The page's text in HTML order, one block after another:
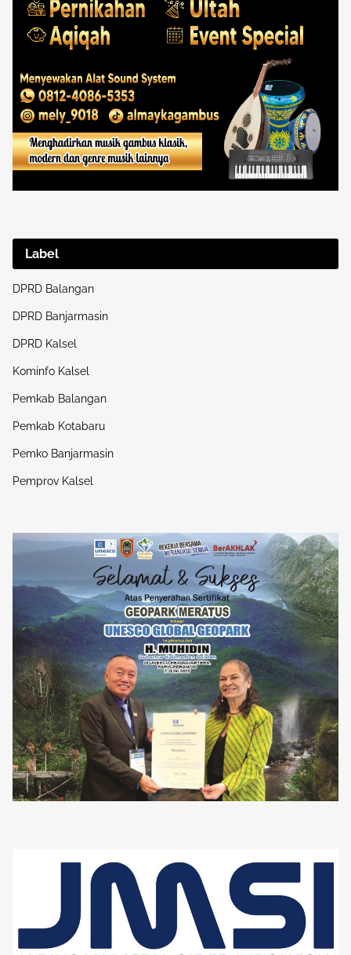
Label
DPRD Balangan
DPRD Banjarmasin
DPRD Kalsel
Kominfo Kalsel
Pemkab Balangan
Pemkab Kotabaru
Pemko Banjarmasin
Pemprov Kalsel